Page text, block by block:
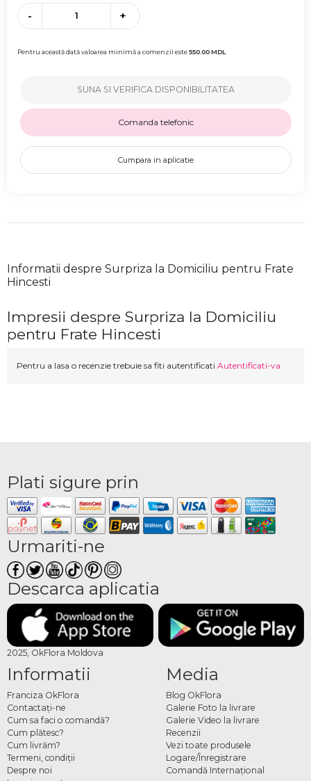
- +
Pentru această dată valoarea minimă a comenzii este550.00MDL
SUNA SI VERIFICA DISPONIBILITATEA
Comanda telefonic
Cumpara in aplicatie
Informatii despre Surpriza la Domiciliu pentru Frate
Hincesti
Impresii despre Surpriza la Domiciliu
pentru Frate Hincesti
Pentru a lasa o recenzie trebuie sa fiti autentificati Autentificati-va
Plati sigure prin
Urmariti-ne
Descarca aplicatia
2025, OkFlora Moldova
Informatii
Franciza OkFlora
Contactaţi-ne
Cum sa faci o comandă?
Cum plătesc?
Cum livrăm?
Termeni, condiţii
Despre noi
Media
Blog OkFlora
Galerie Foto la livrare
Galerie Video la livrare
Recenzii
Vezi toate produsele
Logare/Înregistrare
Comandă Internațional